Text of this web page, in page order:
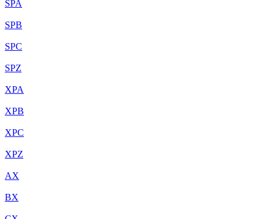
SPA
SPB
SPC
SPZ
XPA
XPB
XPC
XPZ
AX
BX